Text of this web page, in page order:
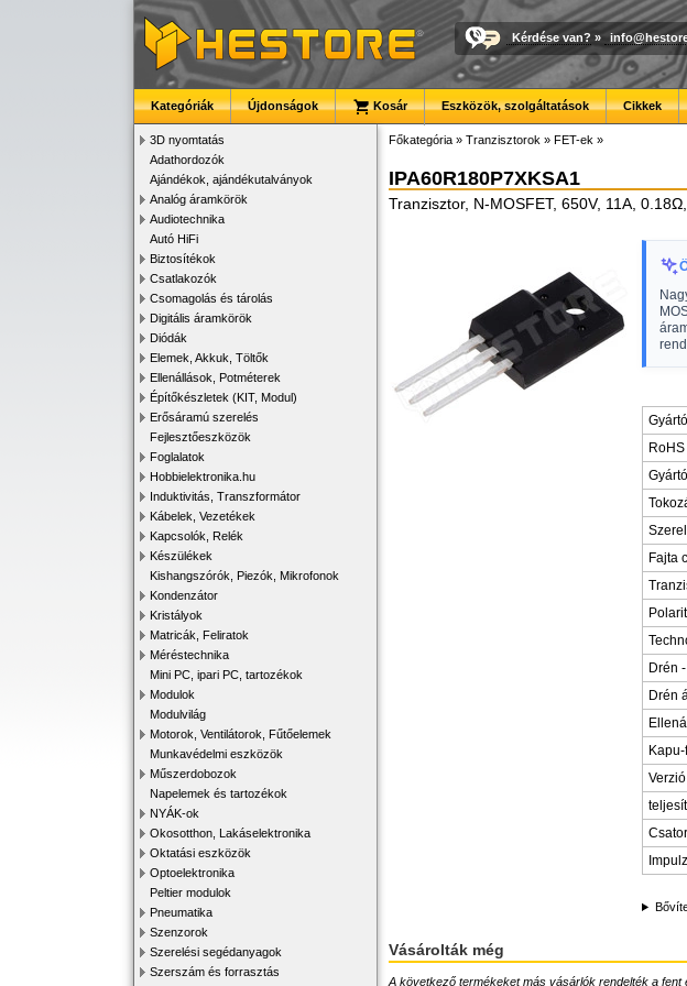
Kérdése van? »
Kategóriák Újdonságok Kosár Eszközök, szolgáltatások Cikkek
3D nyomtatás
Adathordozók
Ajándékok, ajándékutalványok
Analóg áramkörök
Audiotechnika
Autó HiFi
Biztosítékok
Csatlakozók
Csomagolás és tárolás
Digitális áramkörök
Diódák
Elemek, Akkuk, Töltők
Ellenállások, Potméterek
Építőkészletek (KIT, Modul)
Erősáramú szerelés
Fejlesztőeszközök
Foglalatok
Hobbielektronika.hu
Induktivitás, Transzformátor
Kábelek, Vezetékek
Kapcsolók, Relék
Készülékek
Kishangszórók, Piezók, Mikrofonok
Kondenzátor
Kristályok
Matricák, Feliratok
Méréstechnika
Mini PC, ipari PC, tartozékok
Modulok
Modulvilág
Motorok, Ventilátorok, Fűtőelemek
Munkavédelmi eszközök
Műszerdobozok
Napelemek és tartozékok
NYÁK-ok
Okosotthon, Lakáselektronika
Oktatási eszközök
Optoelektronika
Peltier modulok
Pneumatika
Szenzorok
Szerelési segédanyagok
Szerszám és forrasztás
Főkategória » Tranzisztorok » FET-ek »
IPA60R180P7XKSA1
Tranzisztor, N-MOSFET, 650V, 11A,
RoHS
Gyártó
Fajta
Drén
Drén
Verzió
Vásárolták még
A következő termékeket más vásárlók rendelték a fent